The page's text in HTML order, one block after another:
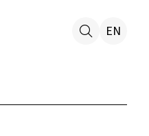
EN